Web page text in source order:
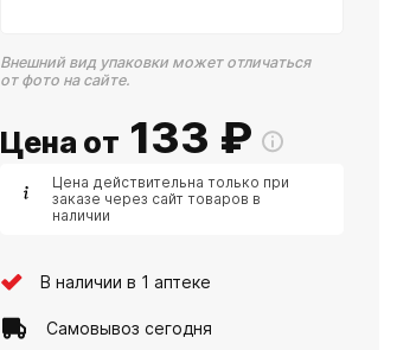
Внешний вид упаковки может отличаться
от фото на сайте.
Цена от 133 ₽
Цена действительна только при
заказе через сайт товаров в
наличии
В наличии в 1 аптеке
Самовывоз сегодня